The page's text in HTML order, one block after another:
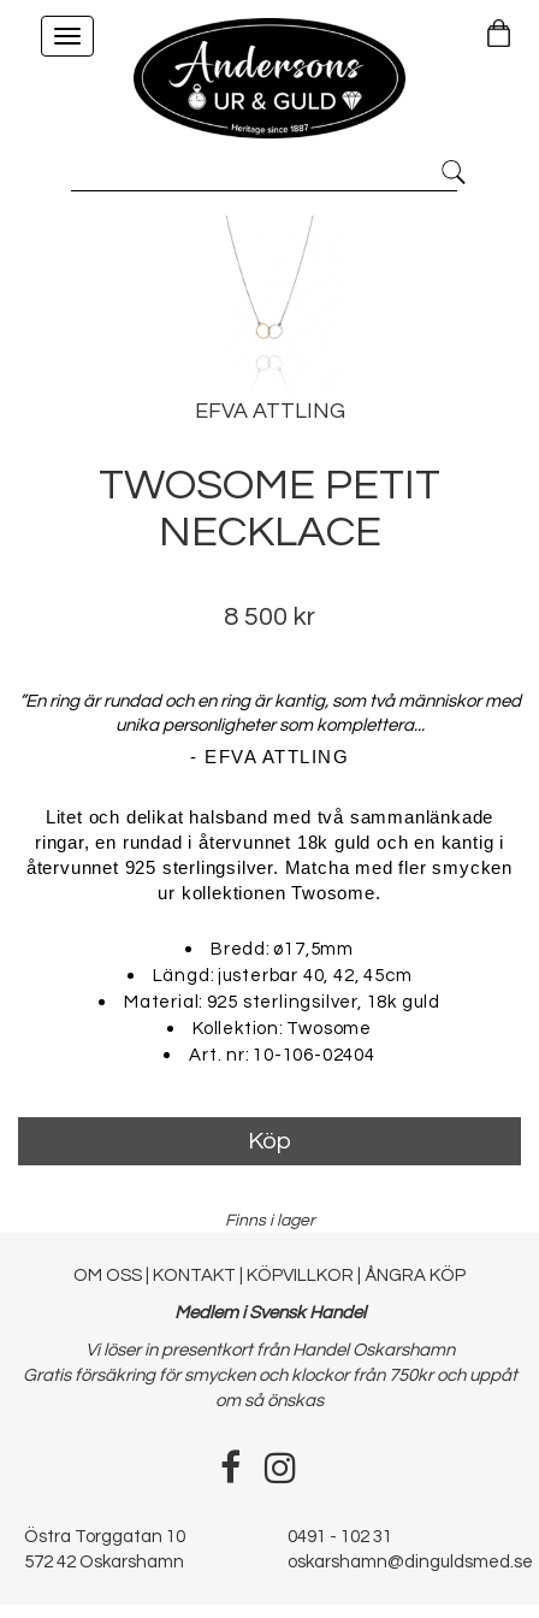
Toggle
navigation
EFVA ATTLING
TWOSOME PETIT
NECKLACE
8 500 kr
”En ring är rundad och en ring är kantig, som två människor med
unika personligheter som komplettera...
- EFVA ATTLING
Litet och delikat halsband med två sammanlänkade
ringar, en rundad i återvunnet 18k guld och en kantig i
återvunnet 925 sterlingsilver. Matcha med fler smycken
ur kollektionen Twosome.
Bredd: ø17,5mm
Längd: justerbar 40, 42, 45cm
Material: 925 sterlingsilver, 18k guld
Kollektion: Twosome
Art. nr: 10-106-02404
Köp
Finns i lager
OM OSS KONTAKT KÖPVILLKOR ÅNGRA KÖP
Medlem i Svensk Handel
Vi löser in presentkort från Handel Oskarshamn
Gratis försäkring för smycken och klockor från 750kr och uppåt
om så önskas
Östra Torggatan 10
572 42 Oskarshamn
0491 - 102 31
oskarshamn@dinguldsmed.se